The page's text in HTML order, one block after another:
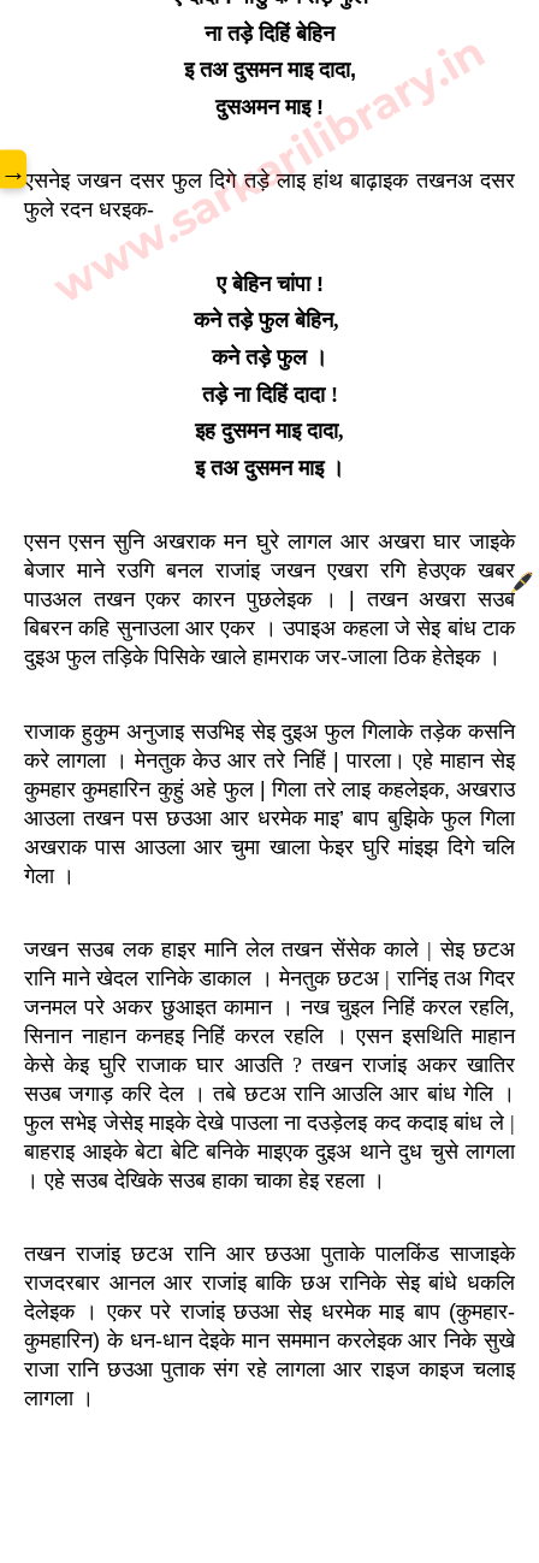
ना तड़े दिहिं बेहिन
इ तअ दुसमन माइ दादा,
दुसअमन माइ !
एसनेइ जखन दसर फुल दिगे तड़े लाइ हांथ बाढ़ाइक तखनअ दसर
फुले रदन धरइक-
ए बेहिन चांपा !
कने तड़े फुल बेहिन,
कने तड़े फुल ।
तड़े ना दिहिं दादा !
इह दुसमन माइ दादा,
इ तअ दुसमन माइ ।
एसन एसन सुनि अखराक मन घुरे लागल आर अखरा घार जाइके
बेजार माने रउगि बनल राजांइ जखन एखरा रगि हेउएक खबर
पाउअल तखन एकर कारन पुछलेइक । | तखन अखरा सउब
बिबरन कहि सुनाउला आर एकर । उपाइअ कहला जे सेइ बांध टाक
दुइअ फुल तड़िके पिसिके खाले हामराक जर-जाला ठिक हेतेइक ।
राजाक हुकुम अनुजाइ सउभिइ सेइ दुइअ फुल गिलाके तड़ेक कसनि
करे लागला । मेनतुक केउ आर तरे निहिं | पारला। एहे माहान सेइ
कुमहार कुमहारिन कुहुं अहे फुल | गिला तरे लाइ कहलेइक, अखराउ
आउला तखन पस छउआ आर धरमेक माइ’ बाप बुझिके फुल गिला
अखराक पास आउला आर चुमा खाला फेइर घुरि मांइझ दिगे चलि
गेला ।
जखन सउब लक हाइर मानि लेल तखन सेंसेक काले | सेइ छटअ
रानि माने खेदल रानिके डाकाल । मेनतुक छटअ | रानिंइ तअ गिदर
जनमल परे अकर छुआइत कामान । नख चुइल निहिं करल रहलि,
सिनान नाहान कनहइ निहिं करल रहलि । एसन इसथिति माहान
केसे केइ घुरि राजाक घार आउति ? तखन राजांइ अकर खातिर
सउब जगाड़ करि देल । तबे छटअ रानि आउलि आर बांध गेलि ।
फुल सभेइ जेसेइ माइके देखे पाउला ना दउड़ेलइ कद कदाइ बांध ले |
बाहराइ आइके बेटा बेटि बनिके माइएक दुइअ थाने दुध चुसे लागला
। एहे सउब देखिके सउब हाका चाका हेइ रहला ।
तखन राजांइ छटअ रानि आर छउआ पुताके पालकिंड साजाइके
राजदरबार आनल आर राजांइ बाकि छअ रानिके सेइ बांधे धकलि
देलेइक । एकर परे राजांइ छउआ सेइ धरमेक माइ बाप (कुमहार-
कुमहारिन) के धन-धान देइके मान सममान करलेइक आर निके सुखे
राजा रानि छउआ पुताक संग रहे लागला आर राइज काइज चलाइ
लागला ।
www.sarkarilibrary.in
→